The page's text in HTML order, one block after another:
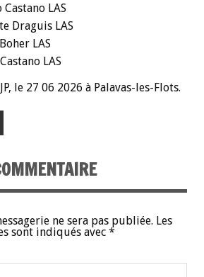
LAS
Draguis LAS
LAS
LAS
le 27 06 2026 à Palavas-les-Flots.
ne sera pas publiée. Les
sont indiqués avec *